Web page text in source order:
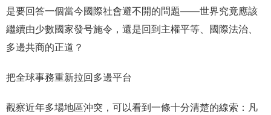
是要回答一個當今國際社會避不開的問題——世界究竟應該
繼續由少數國家發号施令，還是回到主權平等、國際法治、
多邊共商的正道？
把全球事務重新拉回多邊平台
觀察近年多場地區沖突，可以看到一條十分清楚的線索：凡